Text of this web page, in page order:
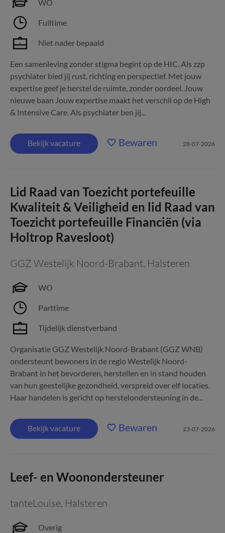
WO
Fulltime
Niet nader bepaald
Een samenleving zonder stigma begint op de HIC. Als zzp
psychiater bied jij rust, richting en perspectief. Met jouw
expertise geef je herstel de ruimte, zonder oordeel. Jouw
nieuwe baan Jouw expertise maakt het verschil op de High
& Intensive Care. Als psychiater ben jij...
Bekijk vacature Bewaren 28-07-2026
Lid Raad van Toezicht portefeuille
Kwaliteit & Veiligheid en lid Raad van
Toezicht portefeuille Financiën (via
Holtrop Ravesloot)
GGZ Westelijk Noord-Brabant, Halsteren
WO
Parttime
Tijdelijk dienstverband
Organisatie GGZ Westelijk Noord-Brabant (GGZ WNB)
ondersteunt bewoners in de regio Westelijk Noord-
Brabant in het bevorderen, herstellen en in stand houden
van hun geestelijke gezondheid, verspreid over elf locaties.
Haar handelen is gericht op herstelonder­steuning in de...
Bekijk vacature Bewaren 23-07-2026
Leef- en Woonondersteuner
tanteLouise, Halsteren
Overig